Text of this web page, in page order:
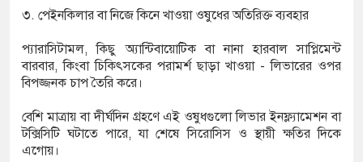
৩. পেইনকিলার বা নিজে কিনে খাওয়া ওষুধের অতিরিক্ত ব্যবহার
প্যারাসিটামল, কিছু অ্যান্টিবায়োটিক বা নানা হারবাল সাপ্লিমেন্ট
বারবার, কিংবা চিকিৎসকের পরামর্শ ছাড়া খাওয়া - লিভারের ওপর
বিপজ্জনক চাপ তৈরি করে।
বেশি মাত্রায় বা দীর্ঘদিন গ্রহণে এই ওষুধগুলো লিভার ইনফ্ল্যামেশন বা
টক্সিসিটি ঘটাতে পারে, যা শেষে সিরোসিস ও স্থায়ী ক্ষতির দিকে
এগোয়।